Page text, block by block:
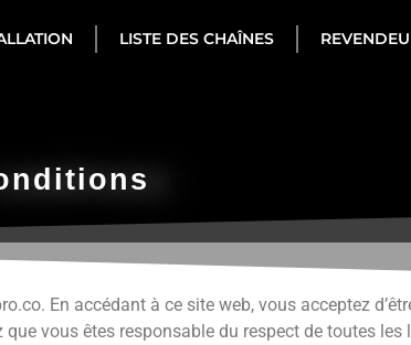
LISTE DES CHAÎNES
En accédant à ce site web, vous acceptez
vous êtes responsable du respect de toutes les